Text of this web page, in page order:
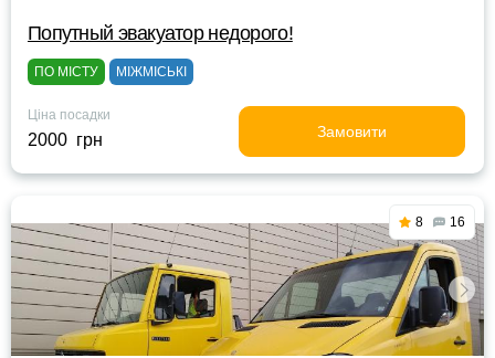
Попутный эвакуатор недорого!
ПО МІСТУ МІЖМІСЬКІ
Ціна посадки
2000 грн Замовити
8 16